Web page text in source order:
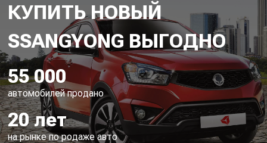
КУПИТЬ НОВЫЙ
SSANGYONG ВЫГОДНО
55 000
автомобилей продано
20 лет
на рынке по родаже авто